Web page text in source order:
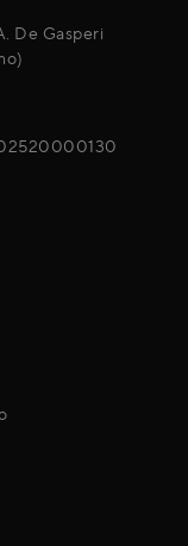
De Gasperi